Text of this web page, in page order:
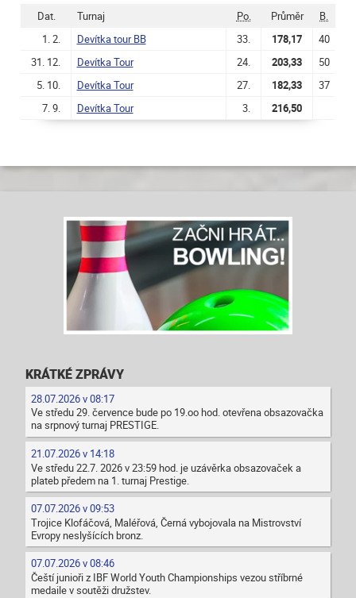
Dat. Turnaj Po. Průměr
B.
1. 2.
Devítka tour BB 33. 178,17
40
31. 12.
Devítka Tour 24. 203,33
50
5. 10.
Devítka Tour 27. 182,33
37
7. 9.
Devítka Tour 3. 216,50
KRÁTKÉ ZPRÁVY
28.07.2026 v 08:17
Ve středu 29. července bude po 19.oo hod. otevřena obsazovačka
na srpnový turnaj PRESTIGE.
21.07.2026 v 14:18
Ve středu 22.7. 2026 v 23:59 hod. je uzávěrka obsazovaček a
plateb předem na 1. turnaj Prestige.
07.07.2026 v 09:53
Trojice Klofáčová, Maléřová, Černá vybojovala na Mistrovství
Evropy neslyšících bronz.
07.07.2026 v 08:46
Čeští junioři z IBF World Youth Championships vezou stříbrné
medaile v soutěži družstev.